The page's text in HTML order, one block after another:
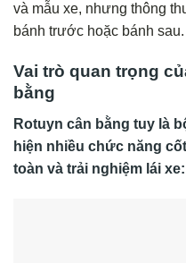
và mẫu xe, nhưng thông
bánh trước hoặc bánh sau.
Vai trò quan trọng
bằng
Rotuyn cân bằng tuy là
hiện nhiều chức năng
toàn và trải nghiệm lái xe: